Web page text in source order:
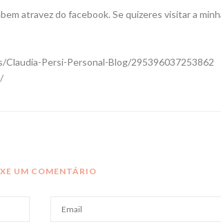
atravez do facebook. Se quizeres visitar a
Persi-Personal-Blog/295396037253862
UM COMENTÁRIO